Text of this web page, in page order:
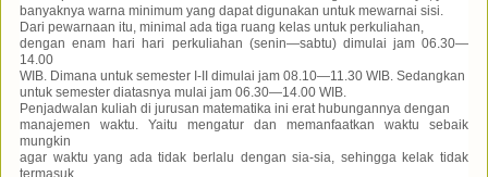
banyaknya warna minimum yang dapat digunakan untuk mewarnai sisi.
Dari pewarnaan itu, minimal ada tiga ruang kelas untuk perkuliahan,
dengan enam hari hari perkuliahan (senin—sabtu) dimulai jam 06.30—
14.00
WIB. Dimana untuk semester I-II dimulai jam 08.10—11.30 WIB. Sedangkan
untuk semester diatasnya mulai jam 06.30—14.00 WIB.
Penjadwalan kuliah di jurusan matematika ini erat hubungannya dengan
manajemen waktu. Yaitu mengatur dan memanfaatkan waktu sebaik
mungkin
agar waktu yang ada tidak berlalu dengan sia-sia, sehingga kelak tidak
termasuk